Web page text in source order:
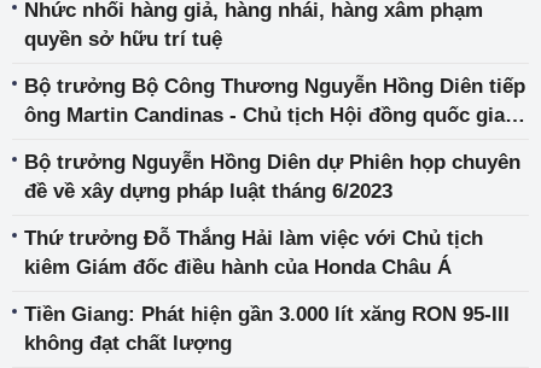
Nhức nhối hàng giả, hàng nhái, hàng xâm phạm
quyền sở hữu trí tuệ
Bộ trưởng Bộ Công Thương Nguyễn Hồng Diên tiếp
ông Martin Candinas - Chủ tịch Hội đồng quốc gia
Bộ trưởng Nguyễn Hồng Diên dự Phiên họp chuyên
đề về xây dựng pháp luật tháng 6/2023
Thứ trưởng Đỗ Thắng Hải làm việc với Chủ tịch
kiêm Giám đốc điều hành của Honda Châu Á
Tiền Giang: Phát hiện gần 3.000 lít xăng RON 95-III
không đạt chất lượng